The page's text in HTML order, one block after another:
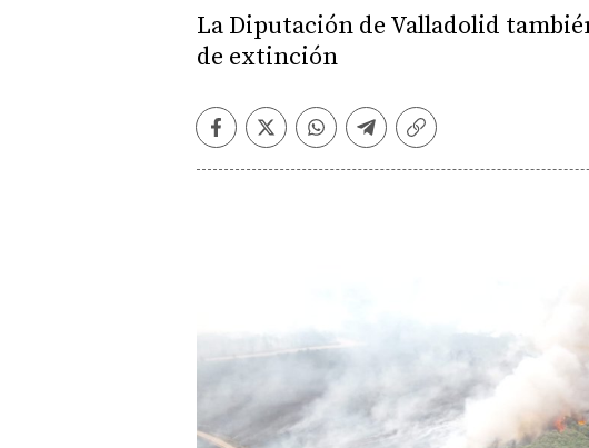
La Diputación de Valladolid
de extinción
Facebook
TwitterWhatsapp
Telegram
Copiar